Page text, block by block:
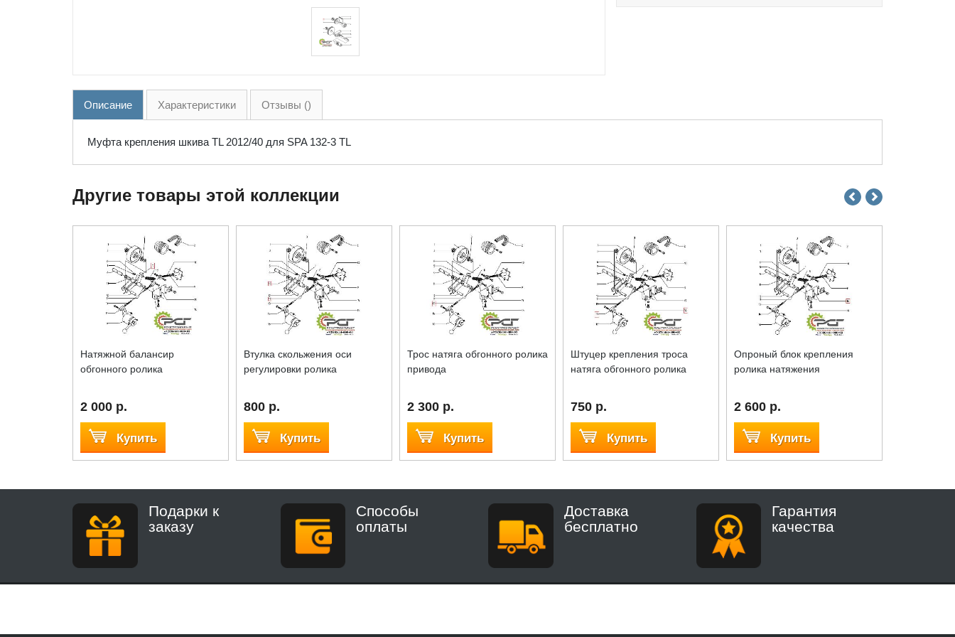
Описание Характеристики Отзывы ()
Муфта крепления шкива TL 2012/40 для SPA 132-3 TL
Другие товары этой коллекции
Натяжной балансир
обгонного ролика
2 000 р.
Купить
Втулка скольжения оси
регулировки ролика
800 р.
Купить
Трос натяга обгонного ролика
привода
2 300 р.
Купить
Штуцер крепления троса
натяга обгонного ролика
750 р.
Купить
Опроный блок крепления
ролика натяжения
2 600 р.
Купить
Подарки к
заказу
Способы
оплаты
Доставка
бесплатно
Гарантия
качества